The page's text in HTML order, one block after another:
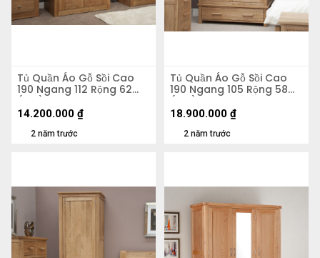
Tủ Quần Áo Gỗ Sồi Cao
190 Ngang 112 Rộng 62
(cm)
2 năm trước
14.200.000 ₫
Tủ Quần Áo Gỗ Sồi Cao
190 Ngang 105 Rộng 58
(cm)
2 năm trước
18.900.000 ₫